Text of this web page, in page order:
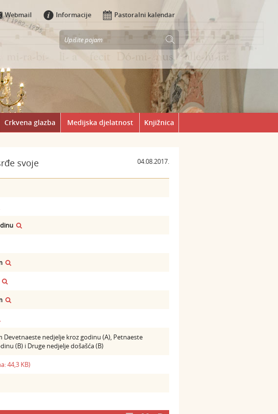
Webmail Informacije Pastoralni kalendar
Crkvena glazba Medijska djelatnost Knjižnica
svoje 04.08.2017.
Devetnaeste nedjelje kroz godinu (A), Petnaeste
(B) i Druge nedjelje došašća (B)
44,3 KB)